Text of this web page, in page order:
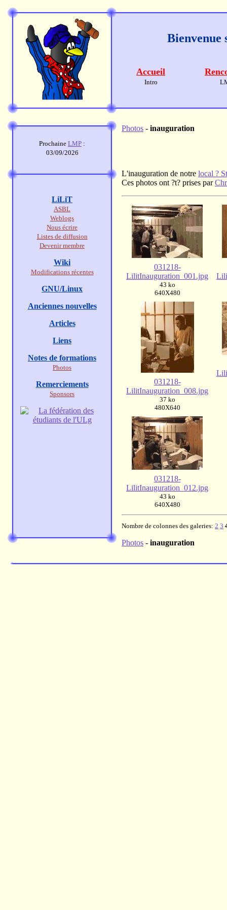
Accueil
Intro
Photos - inauguration
L'inauguration de notre local ?
Ces photos ont ?t? prises par
031218-
LilitInauguration_001.jpg
43 ko
640X480
031218-
LilitInauguration_008.jpg
37 ko
480X640
031218-
LilitInauguration_012.jpg
43 ko
640X480
Nombre de colonnes des galeries: 2 3
Photos - inauguration
Prochaine LMP :
03/09/2026
LiLiT
ASBL
Weblogs
Nous écrire
Listes de diffusion
Devenir membre
Wiki
Modifications récentes
GNU/Linux
Anciennes nouvelles
Articles
Liens
Notes de formations
Photos
Remerciements
Sponsors